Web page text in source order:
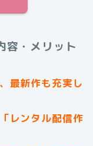
容・メリット
最新作も充実し
レンタル配信作